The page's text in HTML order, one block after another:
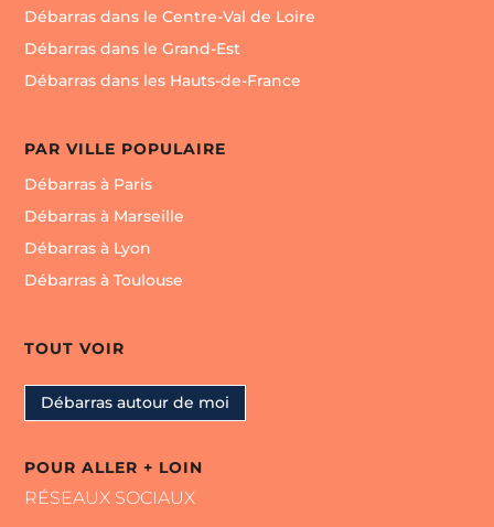
Débarras dans le Centre-Val de Loire
Débarras dans le Grand-Est
Débarras dans les Hauts-de-France
PAR VILLE POPULAIRE
Débarras à Paris
Débarras à Marseille
Débarras à Lyon
Débarras à Toulouse
TOUT VOIR
Débarras autour de moi
POUR ALLER + LOIN
RÉSEAUX SOCIAUX